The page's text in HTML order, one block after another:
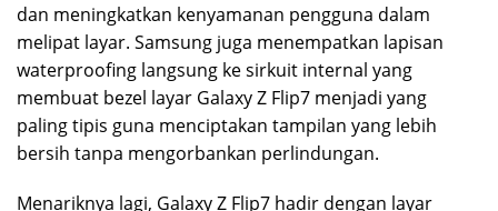
dan meningkatkan kenyamanan pengguna dalam
melipat layar. Samsung juga menempatkan lapisan
waterproofing langsung ke sirkuit internal yang
membuat bezel layar Galaxy Z Flip7 menjadi yang
paling tipis guna menciptakan tampilan yang lebih
bersih tanpa mengorbankan perlindungan.
Menariknya lagi, Galaxy Z Flip7 hadir dengan layar